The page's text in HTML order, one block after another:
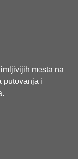
mesta na
putovanja i